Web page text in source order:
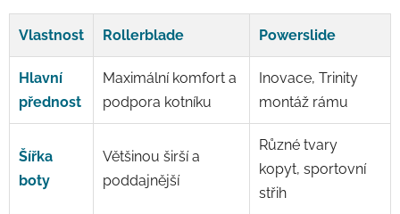
Vlastnost Rollerblade Powerslide
Hlavní
přednost
Maximální komfort a
podpora kotníku
Inovace, Trinity
montáž rámu
Šířka
boty
Většinou širší a
poddajnější
Různé tvary
kopyt, sportovní
střih